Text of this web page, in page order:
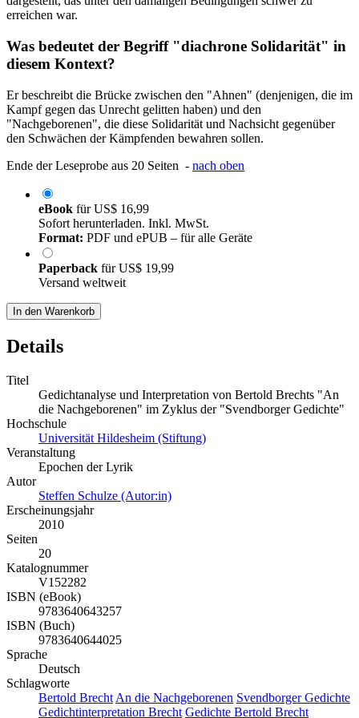
erreichen war.
Was bedeutet der Begriff "diachrone Solidarität" in
diesem Kontext?
Er beschreibt die Brücke zwischen den "Ahnen" (denjenigen, die im
Kampf gegen das Unrecht gelitten haben) und den
"Nachgeborenen", die diese Solidarität und Nachsicht gegenüber
den Schwächen der Kämpfenden bewahren sollen.
Ende der Leseprobe aus 20 Seiten - nach oben
eBook fürUS$ 16,99
Sofort herunterladen. Inkl. MwSt.
Format: PDF und ePUB – für alle Geräte
Paperback fürUS$ 19,99
Versand weltweit
In den Warenkorb
Details
Titel
Gedichtanalyse und Interpretation von Bertold Brechts "An
die Nachgeborenen" im Zyklus der "Svendborger Gedichte"
Hochschule
Universität Hildesheim (Stiftung)
Veranstaltung
Epochen der Lyrik
Autor
Steffen Schulze (Autor:in)
Erscheinungsjahr
2010
Seiten
20
Katalognummer
V152282
ISBN (eBook)
9783640643257
ISBN (Buch)
9783640644025
Sprache
Deutsch
Schlagworte
Bertold Brecht An die Nachgeborenen Svendborger Gedichte
Gedichtinterpretation Brecht Gedichte Bertold Brecht